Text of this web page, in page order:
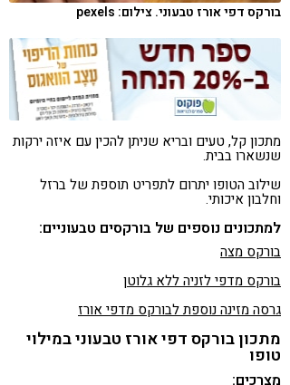
בורקס דפי אורז טבעוני. צילום: pexels
מתכון קל, טעים ובריא שניתן להכין עם איזה ירקות
שנשארו בבית.
שילוב הטופו יתרום לתפריט תוספת של ברזל
וחלבון איכותי.
למתכונים נוספים של בורקסים טבעוניים:
בורקס מצה
בורקס מדפי לזניה ללא גלוטן
גרסה מזינה נוספת לבורקס מדפי אורז
מתכון בורקס דפי אורז טבעוני במילוי
טופו
מצרכים: